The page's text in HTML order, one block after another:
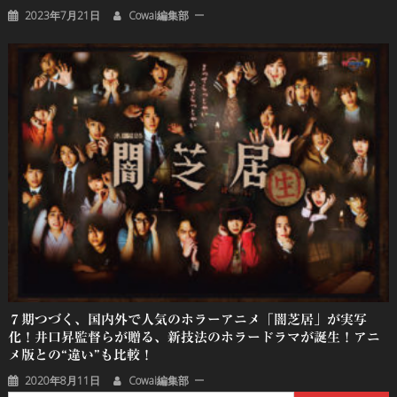
2023年7月21日 Cowai編集部
７期つづく、国内外で人気のホラーアニメ「闇芝居」が実写
化！井口昇監督らが贈る、新技法のホラードラマが誕生！アニ
メ版との“違い”も比較！
2020年8月11日 Cowai編集部